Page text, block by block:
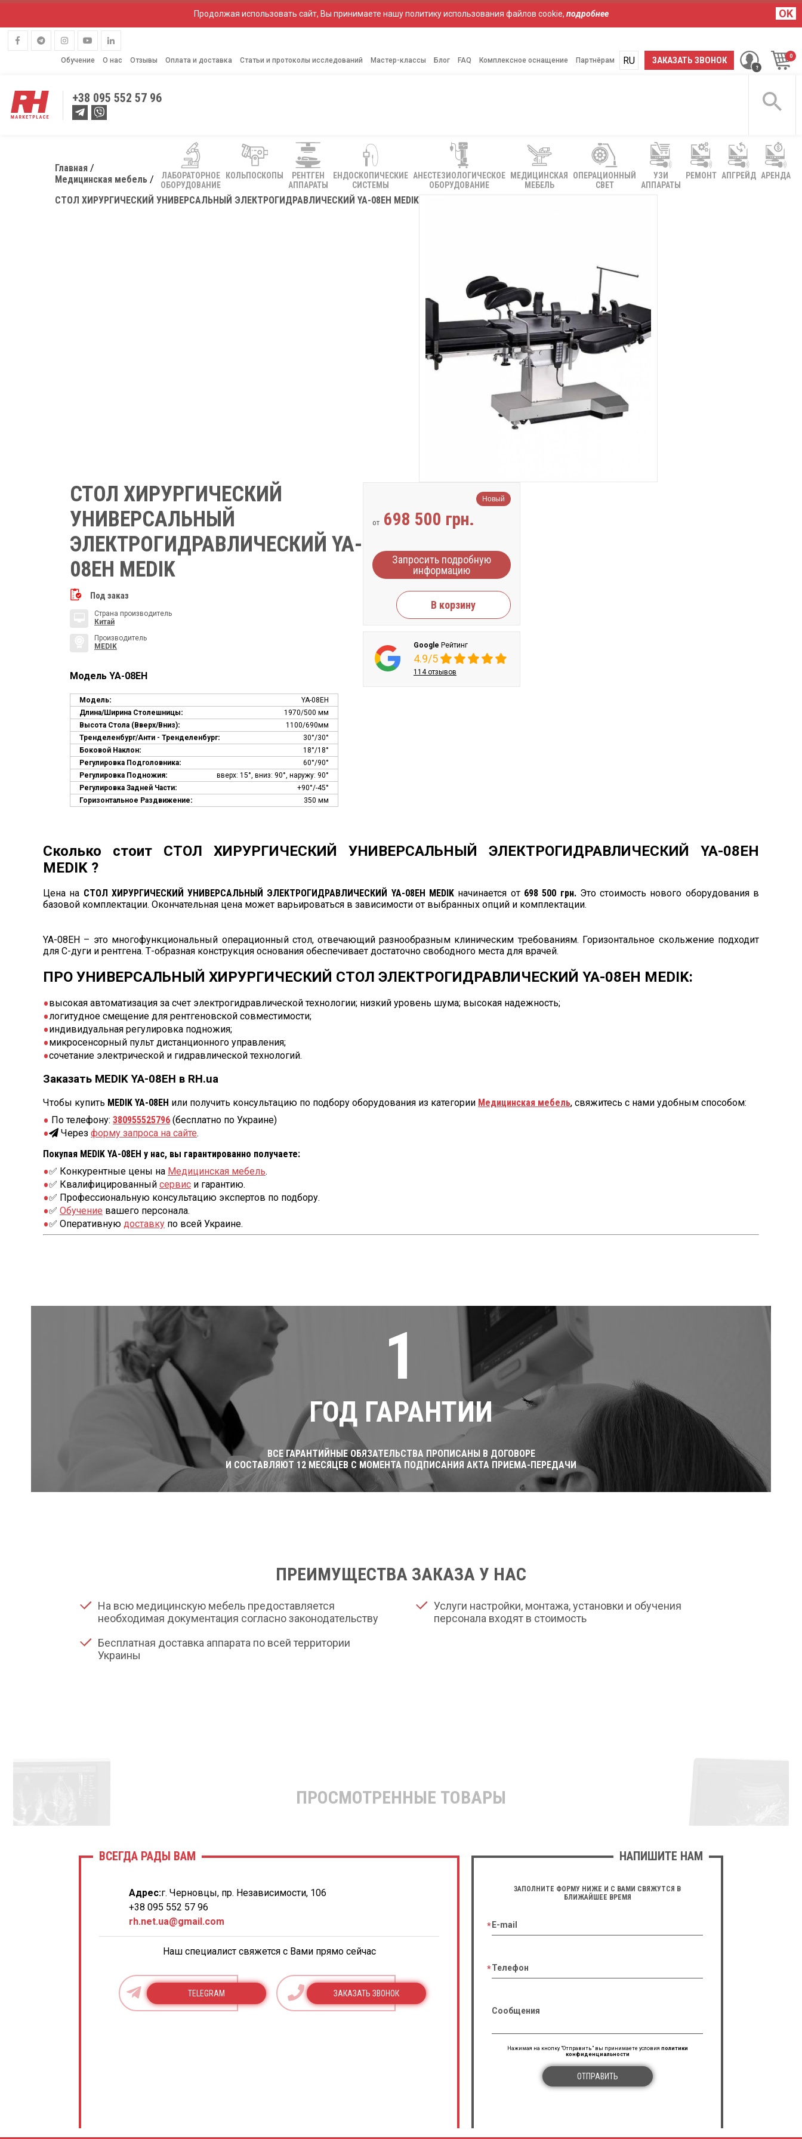
Продолжая использовать сайт, Вы принимаете нашу политику использования файлов cookie, подробнее OK
Обучение О нас Отзывы Оплата и доставка Статьи и протоколы исследований Мастер-классы Блог FAQ Комплексное оснащение Партнёрам ЗАКАЗАТЬ ЗВОНОК
RU
UA
+38 095 552 57 96
ЛАБОРАТОРНОЕ
ОБОРУДОВАНИЕ
КОЛЬПОСКОПЫ
РЕНТГЕН
АППАРАТЫ
ЕНДОСКОПИЧЕСКИЕ
СИСТЕМЫ
АНЕСТЕЗИОЛОГИЧЕСКОЕ
ОБОРУДОВАНИЕ
МЕДИЦИНСКАЯ
МЕБЕЛЬ
ОПЕРАЦИОННЫЙ
СВЕТ
УЗИ
АППАРАТЫ
РЕМОНТ АПГРЕЙД АРЕНДА
Главная
Медицинская мебель
СТОЛ ХИРУРГИЧЕСКИЙ УНИВЕРСАЛЬНЫЙ ЭЛЕКТРОГИДРАВЛИЧЕСКИЙ YA-08EH MEDIK
СТОЛ ХИРУРГИЧЕСКИЙ
УНИВЕРСАЛЬНЫЙ
ЭЛЕКТРОГИДРАВЛИЧЕСКИЙ YA-
08EH MEDIK
Под заказ
Страна производитель
Китай
Производитель
MEDIK
Модель YA-08EH
Модель:
YA-08EH
Длина/ширина Столешницы:
1970/500 мм
Высота Стола (вверх/вниз):
1100/690мм
Тренделенбург/Анти - Тренделенбург:
30°/30°
Боковой Наклон:
18°/18°
Регулировка Подголовника:
60°/90°
Регулировка Подножия:
вверх: 15°, вниз: 90°, наружу: 90°
Регулировка Задней Части:
+90°/-45°
Горизонтальное Раздвижение: 350 мм
Новый
от 698 500 грн.
Запросить подробную
информацию
В корзину
Google Рейтинг
4.9/5
114 отзывов
Сколько стоит СТОЛ ХИРУРГИЧЕСКИЙ УНИВЕРСАЛЬНЫЙ ЭЛЕКТРОГИДРАВЛИЧЕСКИЙ YA-08EH
MEDIK ?
Цена на СТОЛ ХИРУРГИЧЕСКИЙ УНИВЕРСАЛЬНЫЙ ЭЛЕКТРОГИДРАВЛИЧЕСКИЙ YA-08EH MEDIK начинается от 698 500 грн.Это стоимость нового оборудования в
базовой комплектации. Окончательная цена может варьироваться в зависимости от выбранных опций и комплектации.
YA-08EH – это многофункциональный операционный стол, отвечающий разнообразным клиническим требованиям. Горизонтальное скольжение подходит
для С-дуги и рентгена. Т-образная конструкция основания обеспечивает достаточно свободного места для врачей.
ПРО УНИВЕРСАЛЬНЫЙ ХИРУРГИЧЕСКИЙ СТОЛ ЭЛЕКТРОГИДРАВЛИЧЕСКИЙ YA-08EH MEDIK:
высокая автоматизация за счет электрогидравлической технологии; низкий уровень шума; высокая надежность;
логитудное смещение для рентгеновской совместимости;
индивидуальная регулировка подножия;
микросенсорный пульт дистанционного управления;
сочетание электрической и гидравлической технологий.
Заказать MEDIK YA-08EH в RH.ua
Чтобы купить MEDIK YA-08EH или получить консультацию по подбору оборудования из категории Медицинская мебель, свяжитесь с нами удобным способом:
По телефону: 380955525796 (бесплатно по Украине)
Через форму запроса на сайте.
Покупая MEDIK YA-08EH у нас, вы гарантированно получаете:
✅ Конкурентные цены на Медицинская мебель.
✅ Квалифицированный сервис и гарантию.
✅ Профессиональную консультацию экспертов по подбору.
✅ Обучение вашего персонала.
✅ Оперативную доставку по всей Украине.
1
ГОД ГАРАНТИИ
ВСЕ ГАРАНТИЙНЫЕ ОБЯЗАТЕЛЬСТВА ПРОПИСАНЫ В ДОГОВОРЕ
И СОСТАВЛЯЮТ 12 МЕСЯЦЕВ С МОМЕНТА ПОДПИСАНИЯ АКТА ПРИЕМА-ПЕРЕДАЧИ
ПРЕИМУЩЕСТВА ЗАКАЗА У НАС
На всю медицинскую мебель предоставляется
необходимая документация согласно законодательству
Бесплатная доставка аппарата по всей территории
Украины
Услуги настройки, монтажа, установки и обучения
персонала входят в стоимость
ПРОСМОТРЕННЫЕ ТОВАРЫ
НАПИШИТЕ НАМ
ЗАПОЛНИТЕ ФОРМУ НИЖЕ И С ВАМИ СВЯЖУТСЯ В
БЛИЖАЙШЕЕ ВРЕМЯ
E-mail
Телефон
Сообщения
Нажимая на кнопку "Отправить" вы принимаете условия политики
конфиденциальности
ОТПРАВИТЬ
ВСЕГДА РАДЫ ВАМ
Адрес:г. Черновцы, пр. Независимости, 106
+38 095 552 57 96
rh.net.ua@gmail.com
Наш специалист свяжется с Вами прямо сейчас
TELEGRAM ЗАКАЗАТЬ ЗВОНОК